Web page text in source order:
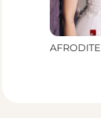
AFRODITE